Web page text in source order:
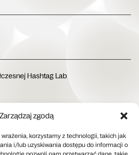
Zarządzaj zgodą
korzystamy z technologii, takich jak
i/lub uzyskiwania dostępu do informacji o
Hashtag Lab